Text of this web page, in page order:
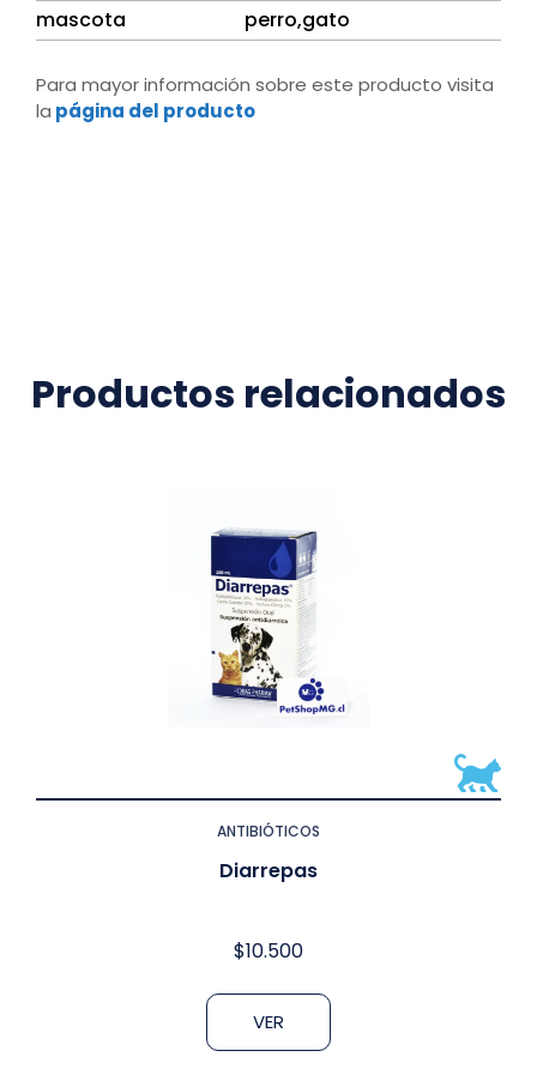
mascota
perro,gato
Para mayor información sobre este producto visita
la página del producto
Productos relacionados
ANTIBIÓTICOS
Diarrepas
$10.500
VER